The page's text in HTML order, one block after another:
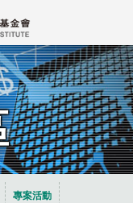
專案活動